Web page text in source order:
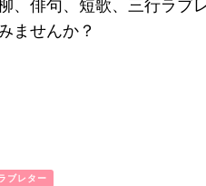
、俳句、短歌、三行ラブ
ませんか？
ブレター